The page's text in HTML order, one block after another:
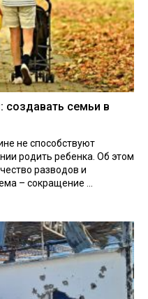
создавать семьи в
не способствуют
родить ребенка. Об этом
разводов и
– сокращение ...